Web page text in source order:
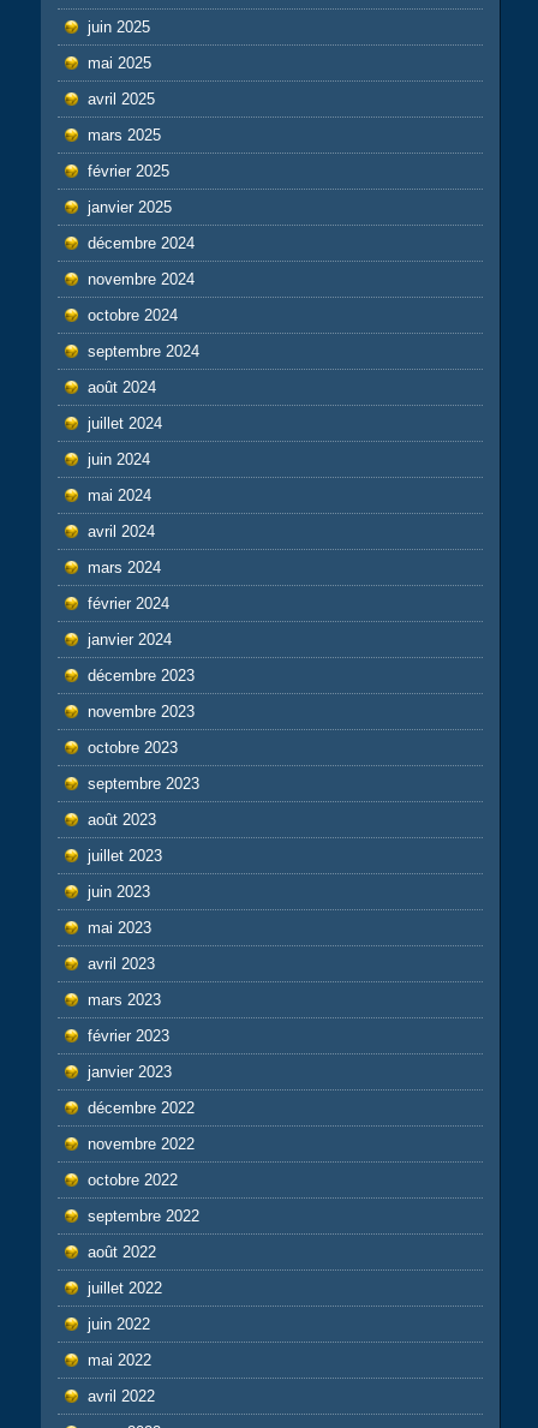
juin 2025
mai 2025
avril 2025
mars 2025
février 2025
janvier 2025
décembre 2024
novembre 2024
octobre 2024
septembre 2024
août 2024
juillet 2024
juin 2024
mai 2024
avril 2024
mars 2024
février 2024
janvier 2024
décembre 2023
novembre 2023
octobre 2023
septembre 2023
août 2023
juillet 2023
juin 2023
mai 2023
avril 2023
mars 2023
février 2023
janvier 2023
décembre 2022
novembre 2022
octobre 2022
septembre 2022
août 2022
juillet 2022
juin 2022
mai 2022
avril 2022